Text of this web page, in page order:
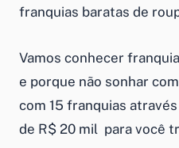
franquias baratas de
Vamos conhecer
e porque não sonhar
com 15 franquias
de R$ 20 mil para você